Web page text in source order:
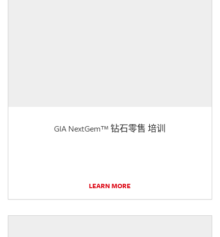
GIA NextGem™ 钻石零售 培训
LEARN MORE